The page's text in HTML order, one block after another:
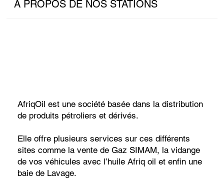
A PROPOS DE NOS STATIONS
AfriqOil est une société basée dans la distribution
de produits pétroliers et dérivés.
Elle offre plusieurs services sur ces différents
sites comme la vente de Gaz SIMAM, la vidange
de vos véhicules avec l’huile Afriq oil et enfin une
baie de Lavage.